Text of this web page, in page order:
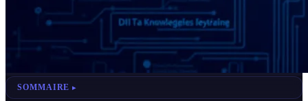
SOMMAIRE